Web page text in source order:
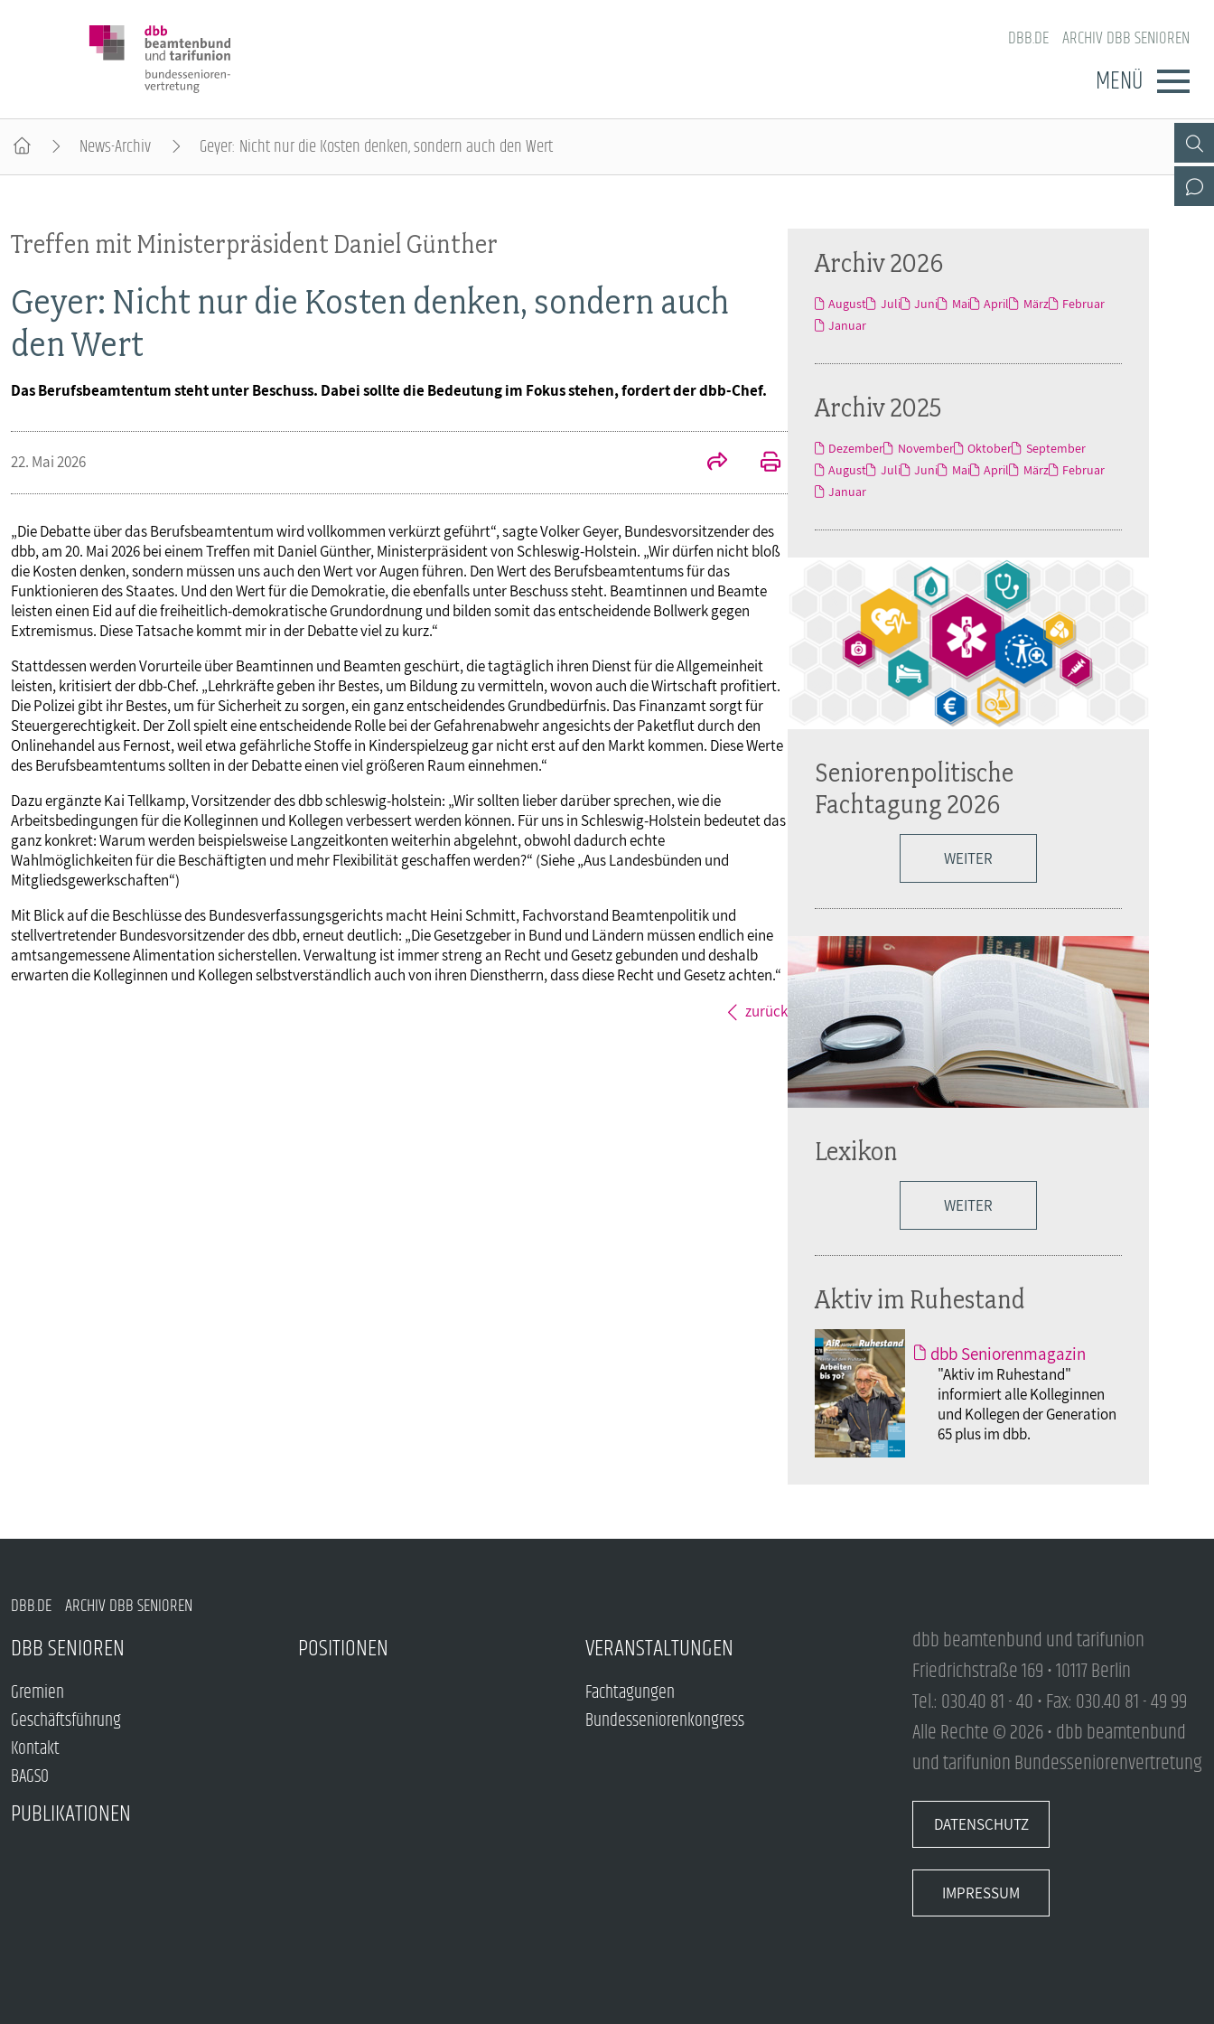
DBB.DE ARCHIV DBB SENIOREN
MENÜ
Gremien
Geschäftsführung
Kontakt
BAGSO
POSITIONEN
VERANSTALTUNGEN
Fachtagungen
Bundesseniorenkongress
PUBLIKATIONEN
News-Archiv Geyer: Nicht nur die Kosten denken, sondern auch den Wert
Treffen mit Ministerpräsident Daniel Günther
Geyer: Nicht nur die Kosten denken, sondern auch
den Wert
Das Berufsbeamtentum steht unter Beschuss. Dabei sollte die Bedeutung im Fokus stehen, fordert der dbb-Chef.
22. Mai 2026
„Die Debatte über das Berufsbeamtentum wird vollkommen verkürzt geführt“, sagte Volker Geyer, Bundesvorsitzender des
dbb, am 20. Mai 2026 bei einem Treffen mit Daniel Günther, Ministerpräsident von Schleswig-Holstein. „Wir dürfen nicht bloß
die Kosten denken, sondern müssen uns auch den Wert vor Augen führen. Den Wert des Berufsbeamtentums für das
Funktionieren des Staates. Und den Wert für die Demokratie, die ebenfalls unter Beschuss steht. Beamtinnen und Beamte
leisten einen Eid auf die freiheitlich-demokratische Grundordnung und bilden somit das entscheidende Bollwerk gegen
Extremismus. Diese Tatsache kommt mir in der Debatte viel zu kurz.“
Stattdessen werden Vorurteile über Beamtinnen und Beamten geschürt, die tagtäglich ihren Dienst für die Allgemeinheit
leisten, kritisiert der dbb-Chef. „Lehrkräfte geben ihr Bestes, um Bildung zu vermitteln, wovon auch die Wirtschaft profitiert.
Die Polizei gibt ihr Bestes, um für Sicherheit zu sorgen, ein ganz entscheidendes Grundbedürfnis. Das Finanzamt sorgt für
Steuergerechtigkeit. Der Zoll spielt eine entscheidende Rolle bei der Gefahrenabwehr angesichts der Paketflut durch den
Onlinehandel aus Fernost, weil etwa gefährliche Stoffe in Kinderspielzeug gar nicht erst auf den Markt kommen. Diese Werte
des Berufsbeamtentums sollten in der Debatte einen viel größeren Raum einnehmen.“
Dazu ergänzte Kai Tellkamp, Vorsitzender des dbb schleswig-holstein: „Wir sollten lieber darüber sprechen, wie die
Arbeitsbedingungen für die Kolleginnen und Kollegen verbessert werden können. Für uns in Schleswig-Holstein bedeutet das
ganz konkret: Warum werden beispielsweise Langzeitkonten weiterhin abgelehnt, obwohl dadurch echte
Wahlmöglichkeiten für die Beschäftigten und mehr Flexibilität geschaffen werden?“ (Siehe „Aus Landesbünden und
Mitgliedsgewerkschaften“)
Mit Blick auf die Beschlüsse des Bundesverfassungsgerichts macht Heini Schmitt, Fachvorstand Beamtenpolitik und
stellvertretender Bundesvorsitzender des dbb, erneut deutlich: „Die Gesetzgeber in Bund und Ländern müssen endlich eine
amtsangemessene Alimentation sicherstellen. Verwaltung ist immer streng an Recht und Gesetz gebunden und deshalb
erwarten die Kolleginnen und Kollegen selbstverständlich auch von ihren Dienstherrn, dass diese Recht und Gesetz achten.“
zurück
Archiv 2026
August Juli Juni Mai April März
Februar
Januar
Archiv 2025
Dezember November Oktober
September
August
Juli Juni Mai April März
Februar
Januar
Seniorenpolitische
Fachtagung 2026
WEITER
Lexikon
WEITER
Aktiv im Ruhestand
dbb Seniorenmagazin
"Aktiv im Ruhestand"
informiert alle Kolleginnen
und Kollegen der Generation
65 plus im dbb.
DBB.DE ARCHIV DBB SENIOREN
DBB SENIOREN
Gremien
Geschäftsführung
Kontakt
BAGSO
POSITIONEN VERANSTALTUNGEN
Fachtagungen
Bundesseniorenkongress
PUBLIKATIONEN
dbb beamtenbund und tarifunion
Friedrichstraße 169 • 10117 Berlin
Tel.: 030.40 81 - 40 • Fax: 030.40 81 - 49 99
Alle Rechte © 2026 • dbb beamtenbund
und tarifunion Bundesseniorenvertretung
DATENSCHUTZ
IMPRESSUM